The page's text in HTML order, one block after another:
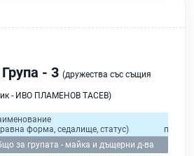
- 3 (дружества със същия
- ИВО ПЛАМЕНОВ ТАСЕВ)
форма, седалище, статус)
за групата - майка и дъщерни д-ва